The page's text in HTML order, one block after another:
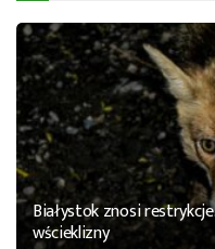
Białystok znosi
wścieklizny